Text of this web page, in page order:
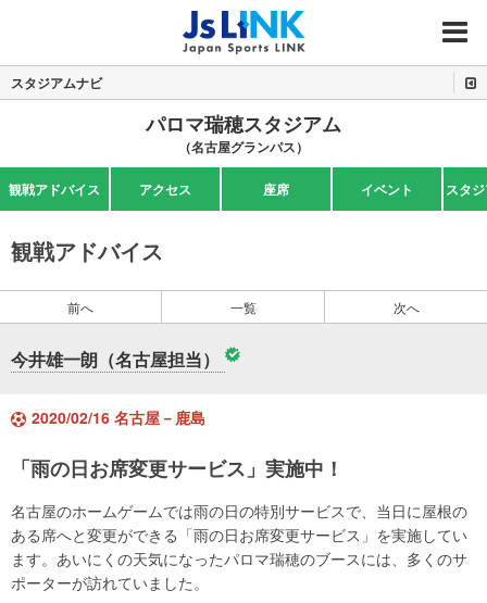
MENU
スタジアムナビ
パロマ瑞穂スタジアム
（名古屋グランパス）
観戦アドバイス アクセス 座席 イベント スタ
観戦アドバイス
前へ 一覧 次へ
今井雄一朗（名古屋担当）
2020/02/16 名古屋－鹿島
「雨の日お席変更サービス」実施中！
名古屋のホームゲームでは雨の日の特別サービスで、当日に屋根の
ある席へと変更ができる「雨の日お席変更サービス」を実施してい
ます。あいにくの天気になったパロマ瑞穂のブースには、多くのサ
ポーターが訪れていました。